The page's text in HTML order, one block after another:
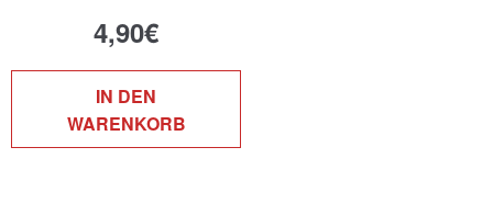
4,90€
IN DEN
WARENKORB